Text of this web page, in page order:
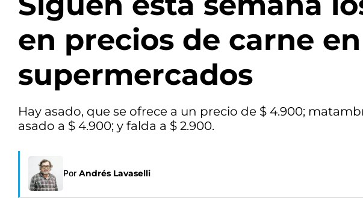
en precios de carne en
supermercados
Hay asado, que se ofrece a un precio de $ 4.900;
asado a $ 4.900; y falda a $ 2.900.
Por Andrés Lavaselli